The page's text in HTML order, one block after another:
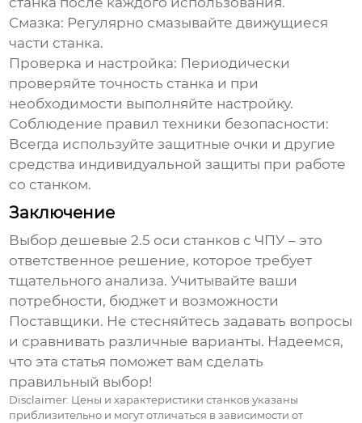
Смазка: Регулярно смазывайте движущиеся
части станка.
Проверка и настройка: Периодически
проверяйте точность станка и при
необходимости выполняйте настройку.
Соблюдение правил техники безопасности:
Всегда используйте защитные очки и другие
средства индивидуальной защиты при работе
со станком.
Заключение
Выбордешевые 2.5 оси станков с ЧПУ – это
ответственное решение, которое требует
тщательного анализа. Учитывайте ваши
потребности, бюджет и возможности
Поставщики. Не стесняйтесь задавать вопросы
и сравнивать различные варианты. Надеемся,
что эта статья поможет вам сделать
правильный выбор!
Disclaimer: Цены и характеристики станков указаны
приблизительно и могут отличаться в зависимости от